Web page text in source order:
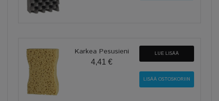
Karkea Pesusieni
4,41 €
LUE LISÄÄ